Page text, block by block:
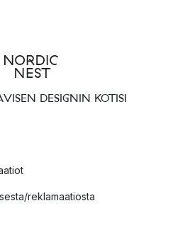
DESIGNIN KOTISI
reklamaatiosta